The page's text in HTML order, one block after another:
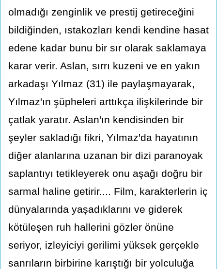
olmadığı zenginlik ve prestij getireceğini
bildiğinden, ıstakozları kendi kendine hasat
edene kadar bunu bir sır olarak saklamaya
karar verir. Aslan, sırrı kuzeni ve en yakın
arkadaşı Yılmaz (31) ile paylaşmayarak,
Yılmaz'ın şüpheleri arttıkça ilişkilerinde bir
çatlak yaratır. Aslan'ın kendisinden bir
şeyler sakladığı fikri, Yılmaz'da hayatının
diğer alanlarına uzanan bir dizi paranoyak
saplantıyı tetikleyerek onu aşağı doğru bir
sarmal haline getirir.... Film, karakterlerin iç
dünyalarında yaşadıklarını ve giderek
kötüleşen ruh hallerini gözler önüne
seriyor, izleyiciyi gerilimi yüksek gerçekle
sanrıların birbirine karıştığı bir yolculuğa